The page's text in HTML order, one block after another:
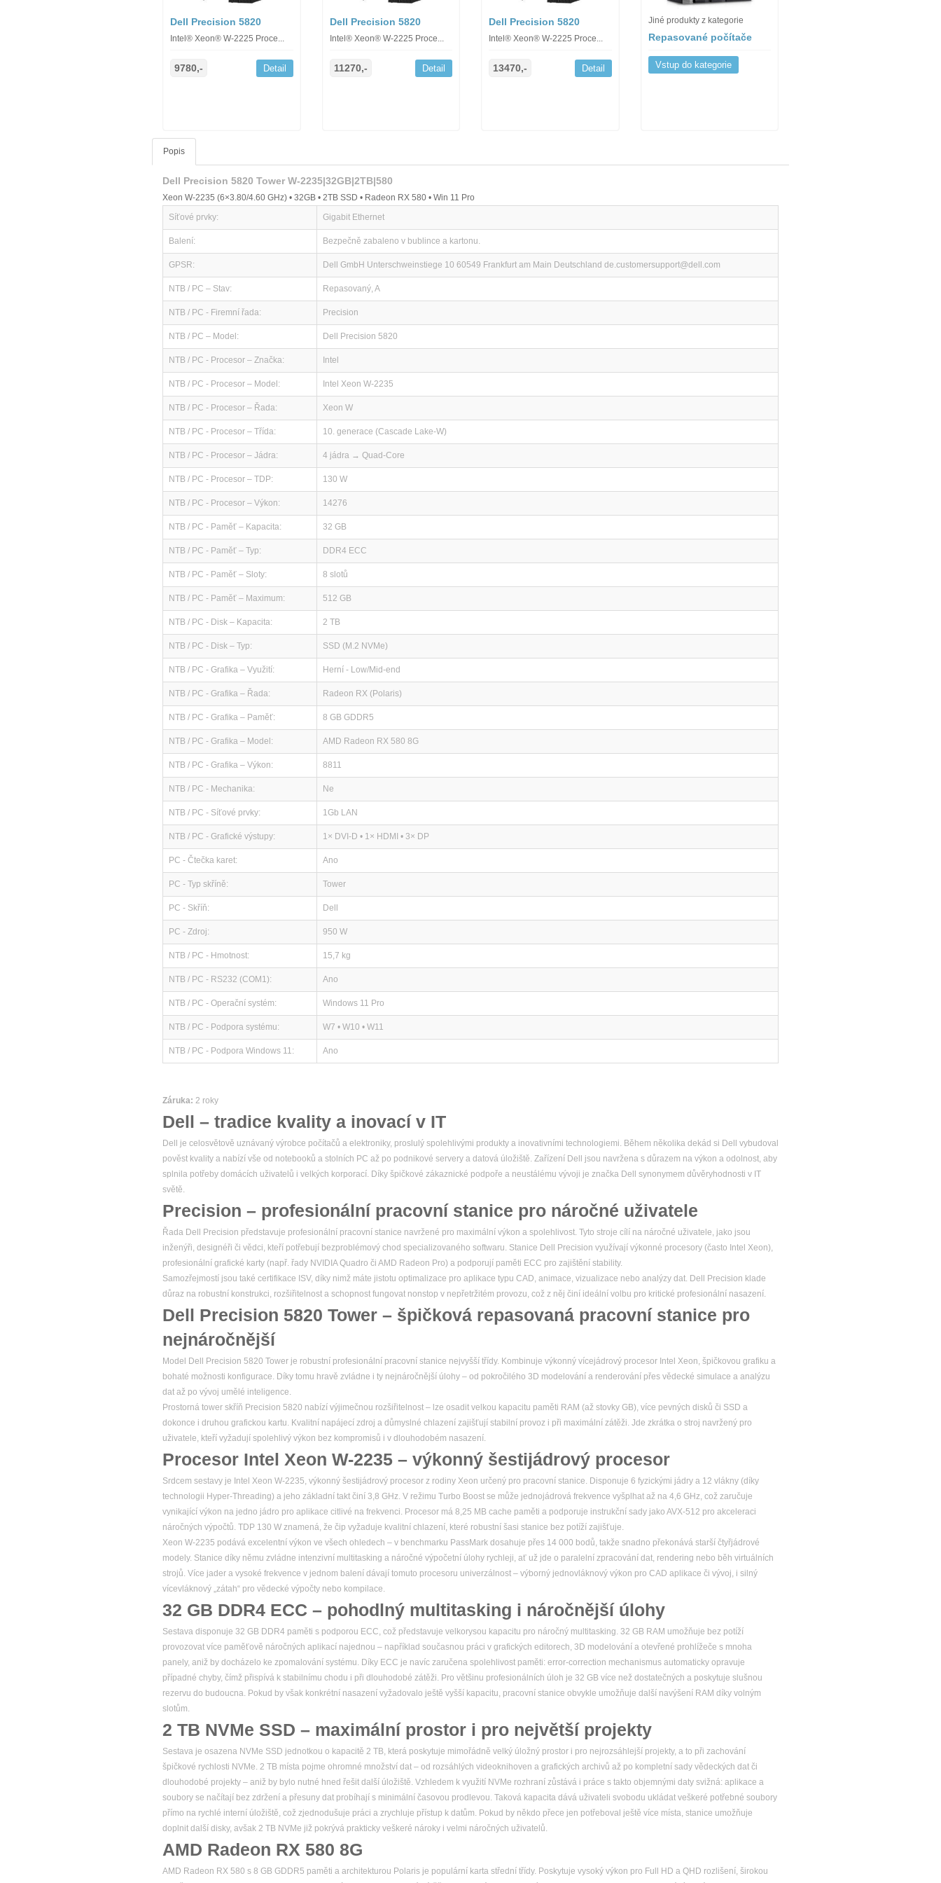
Dell Precision 5820
Intel® Xeon® W-2225 Proce...
9780,- Detail
Dell Precision 5820
Intel® Xeon® W-2225 Proce...
11270,- Detail
Dell Precision 5820
Intel® Xeon® W-2225 Proce...
13470,- Detail
Jiné produkty z kategorie
Repasované počítače
Vstup do kategorie
Popis
Dell Precision 5820 Tower W-2235|32GB|2TB|580
Xeon W-2235 (6×3.80/4.60 GHz) • 32GB • 2TB SSD • Radeon RX 580 • Win 11 Pro
Síťové prvky:
Gigabit Ethernet
Balení: Bezpečně zabaleno v bublince a kartonu.
GPSR: Dell GmbH Unterschweinstiege 10 60549 Frankfurt am Main Deutschland de.customersupport@dell.com
NTB / PC – Stav: Repasovaný, A
NTB / PC - Firemní řada: Precision
NTB / PC – Model: Dell Precision 5820
NTB / PC - Procesor – Značka: Intel
NTB / PC - Procesor – Model: Intel Xeon W-2235
NTB / PC - Procesor – Řada: Xeon W
NTB / PC - Procesor – Třída: 10. generace (Cascade Lake-W)
NTB / PC - Procesor – Jádra: 4 jádra → Quad-Core
NTB / PC - Procesor – TDP: 130 W
NTB / PC - Procesor – Výkon: 14276
NTB / PC - Paměť – Kapacita: 32 GB
NTB / PC - Paměť – Typ: DDR4 ECC
NTB / PC - Paměť – Sloty: 8 slotů
NTB / PC - Paměť – Maximum: 512 GB
NTB / PC - Disk – Kapacita: 2 TB
NTB / PC - Disk – Typ: SSD (M.2 NVMe)
NTB / PC - Grafika – Využití: Herní - Low/Mid-end
NTB / PC - Grafika – Řada: Radeon RX (Polaris)
NTB / PC - Grafika – Paměť: 8 GB GDDR5
NTB / PC - Grafika – Model: AMD Radeon RX 580 8G
NTB / PC - Grafika – Výkon: 8811
NTB / PC - Mechanika: Ne
NTB / PC - Síťové prvky: 1Gb LAN
NTB / PC - Grafické výstupy: 1× DVI-D • 1× HDMI • 3× DP
PC - Čtečka karet: Ano
PC - Typ skříně: Tower
PC - Skříň: Dell
PC - Zdroj: 950 W
NTB / PC - Hmotnost: 15,7 kg
NTB / PC - RS232 (COM1): Ano
NTB / PC - Operační systém: Windows 11 Pro
NTB / PC - Podpora systému: W7 • W10 • W11
NTB / PC - Podpora Windows 11: Ano
Záruka: 2 roky
Dell – tradice kvality a inovací v IT
Dell je celosvětově uznávaný výrobce počítačů a elektroniky, proslulý spolehlivými produkty a inovativními technologiemi. Během několika dekád si Dell vybudoval
pověst kvality a nabízí vše od notebooků a stolních PC až po podnikové servery a datová úložiště. Zařízení Dell jsou navržena s důrazem na výkon a odolnost, aby
splnila potřeby domácích uživatelů i velkých korporací. Díky špičkové zákaznické podpoře a neustálému vývoji je značka Dell synonymem důvěryhodnosti v IT
světě.
Precision – profesionální pracovní stanice pro náročné uživatele
Řada Dell Precision představuje profesionální pracovní stanice navržené pro maximální výkon a spolehlivost. Tyto stroje cílí na náročné uživatele, jako jsou
inženýři, designéři či vědci, kteří potřebují bezproblémový chod specializovaného softwaru. Stanice Dell Precision využívají výkonné procesory (často Intel Xeon),
profesionální grafické karty (např. řady NVIDIA Quadro či AMD Radeon Pro) a podporují paměti ECC pro zajištění stability.
Samozřejmostí jsou také certifikace ISV, díky nimž máte jistotu optimalizace pro aplikace typu CAD, animace, vizualizace nebo analýzy dat. Dell Precision klade
důraz na robustní konstrukci, rozšiřitelnost a schopnost fungovat nonstop v nepřetržitém provozu, což z něj činí ideální volbu pro kritické profesionální nasazení.
Dell Precision 5820 Tower – špičková repasovaná pracovní stanice pro
nejnáročnější
Model Dell Precision 5820 Tower je robustní profesionální pracovní stanice nejvyšší třídy. Kombinuje výkonný vícejádrový procesor Intel Xeon, špičkovou grafiku a
bohaté možnosti konfigurace. Díky tomu hravě zvládne i ty nejnáročnější úlohy – od pokročilého 3D modelování a renderování přes vědecké simulace a analýzu
dat až po vývoj umělé inteligence.
Prostorná tower skříň Precision 5820 nabízí výjimečnou rozšiřitelnost – lze osadit velkou kapacitu paměti RAM (až stovky GB), více pevných disků či SSD a
dokonce i druhou grafickou kartu. Kvalitní napájecí zdroj a důmyslné chlazení zajišťují stabilní provoz i při maximální zátěži. Jde zkrátka o stroj navržený pro
uživatele, kteří vyžadují spolehlivý výkon bez kompromisů i v dlouhodobém nasazení.
Procesor Intel Xeon W-2235 – výkonný šestijádrový procesor
Srdcem sestavy je Intel Xeon W-2235, výkonný šestijádrový procesor z rodiny Xeon určený pro pracovní stanice. Disponuje 6 fyzickými jádry a 12 vlákny (díky
technologii Hyper-Threading) a jeho základní takt činí 3,8 GHz. V režimu Turbo Boost se může jednojádrová frekvence vyšplhat až na 4,6 GHz, což zaručuje
vynikající výkon na jedno jádro pro aplikace citlivé na frekvenci. Procesor má 8,25 MB cache paměti a podporuje instrukční sady jako AVX-512 pro akceleraci
náročných výpočtů. TDP 130 W znamená, že čip vyžaduje kvalitní chlazení, které robustní šasi stanice bez potíží zajišťuje.
Xeon W-2235 podává excelentní výkon ve všech ohledech – v benchmarku PassMark dosahuje přes 14 000 bodů, takže snadno překonává starší čtyřjádrové
modely. Stanice díky němu zvládne intenzivní multitasking a náročné výpočetní úlohy rychleji, ať už jde o paralelní zpracování dat, rendering nebo běh virtuálních
strojů. Více jader a vysoké frekvence v jednom balení dávají tomuto procesoru univerzálnost – výborný jednovláknový výkon pro CAD aplikace či vývoj, i silný
vícevláknový „zátah“ pro vědecké výpočty nebo kompilace.
32 GB DDR4 ECC – pohodlný multitasking i náročnější úlohy
Sestava disponuje 32 GB DDR4 paměti s podporou ECC, což představuje velkorysou kapacitu pro náročný multitasking. 32 GB RAM umožňuje bez potíží
provozovat více paměťově náročných aplikací najednou – například současnou práci v grafických editorech, 3D modelování a otevřené prohlížeče s mnoha
panely, aniž by docházelo ke zpomalování systému. Díky ECC je navíc zaručena spolehlivost paměti: error-correction mechanismus automaticky opravuje
případné chyby, čímž přispívá k stabilnímu chodu i při dlouhodobé zátěži. Pro většinu profesionálních úloh je 32 GB více než dostatečných a poskytuje slušnou
rezervu do budoucna. Pokud by však konkrétní nasazení vyžadovalo ještě vyšší kapacitu, pracovní stanice obvykle umožňuje další navýšení RAM díky volným
slotům.
2 TB NVMe SSD – maximální prostor i pro největší projekty
Sestava je osazena NVMe SSD jednotkou o kapacitě 2 TB, která poskytuje mimořádně velký úložný prostor i pro nejrozsáhlejší projekty, a to při zachování
špičkové rychlosti NVMe. 2 TB místa pojme ohromné množství dat – od rozsáhlých videoknihoven a grafických archivů až po kompletní sady vědeckých dat či
dlouhodobé projekty – aniž by bylo nutné hned řešit další úložiště. Vzhledem k využití NVMe rozhraní zůstává i práce s takto objemnými daty svižná: aplikace a
soubory se načítají bez zdržení a přesuny dat probíhají s minimální časovou prodlevou. Taková kapacita dává uživateli svobodu ukládat veškeré potřebné soubory
přímo na rychlé interní úložiště, což zjednodušuje práci a zrychluje přístup k datům. Pokud by někdo přece jen potřeboval ještě více místa, stanice umožňuje
doplnit další disky, avšak 2 TB NVMe již pokrývá prakticky veškeré nároky i velmi náročných uživatelů.
AMD Radeon RX 580 8G
AMD Radeon RX 580 s 8 GB GDDR5 paměti a architekturou Polaris je populární karta střední třídy. Poskytuje vysoký výkon pro Full HD a QHD rozlišení, širokou